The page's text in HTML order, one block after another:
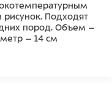
Подходят
пород. Объем –
– 14 см